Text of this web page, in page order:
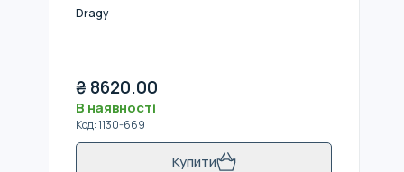
Dragy
₴ 8620.00
В наявності
Код:1130-669
Купити